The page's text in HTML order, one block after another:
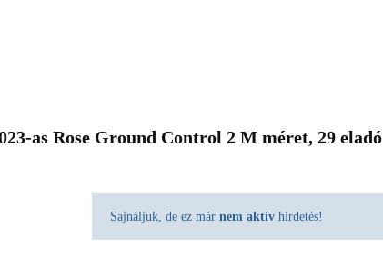
as Rose Ground Control 2 M méret, 29 eladó
Sajnáljuk, de ez már nem aktív hirdetés!